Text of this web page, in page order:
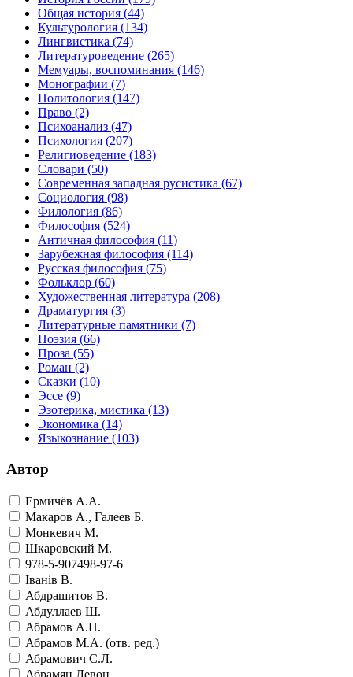
Общая история (44)
Культурология (134)
Лингвистика (74)
Литературоведение (265)
Мемуары, воспоминания (146)
Монографии (7)
Политология (147)
Право (2)
Психоанализ (47)
Психология (207)
Религиоведение (183)
Словари (50)
Современная западная русистика (67)
Социология (98)
Филология (86)
Философия (524)
Античная философия (11)
Зарубежная философия (114)
Русская философия (75)
Фольклор (60)
Художественная литература (208)
Драматургия (3)
Литературные памятники (7)
Поэзия (66)
Проза (55)
Роман (2)
Сказки (10)
Эссе (9)
Эзотерика, мистика (13)
Экономика (14)
Языкознание (103)
Автор
Ермичёв А.А.
Макаров А., Галеев Б.
Монкевич М.
Шкаровский М.
978-5-907498-97-6
Iванiв В.
Абдрашитов В.
Абдуллаев Ш.
Абрамов А.П.
Абрамов М.А. (отв. ред.)
Абрамович С.Л.
Абрамян Левон